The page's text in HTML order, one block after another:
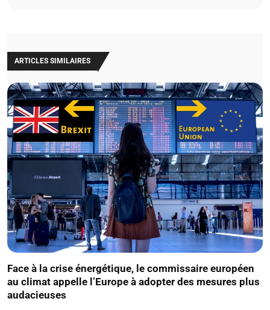
ARTICLES SIMILAIRES
Face à la crise énergétique, le commissaire européen
au climat appelle l’Europe à adopter des mesures plus
audacieuses